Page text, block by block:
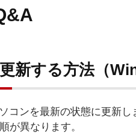
新する方法（
コンを最新の状態に更新し
が異なります。